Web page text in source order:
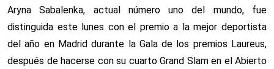
Aryna Sabalenka, actual número uno del mundo, fue
distinguida este lunes con el premio a la mejor deportista
del año en Madrid durante la Gala de los premios Laureus,
después de hacerse con su cuarto Grand Slam en el Abierto